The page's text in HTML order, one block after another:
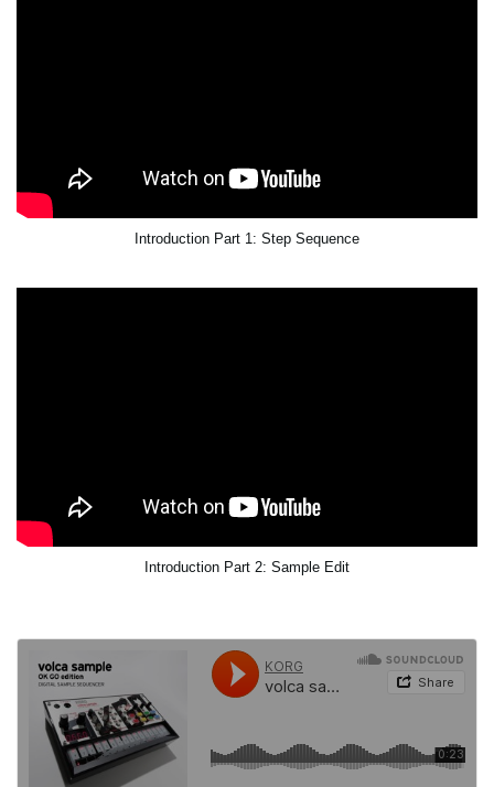
Introduction Part 1: Step Sequence
Introduction Part 2: Sample Edit